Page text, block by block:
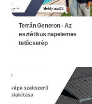
Terrán Generon - Az
esztétikus napelemes
tetőcserép